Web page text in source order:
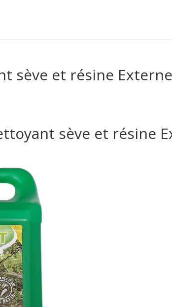
sève et résine
sève et résine